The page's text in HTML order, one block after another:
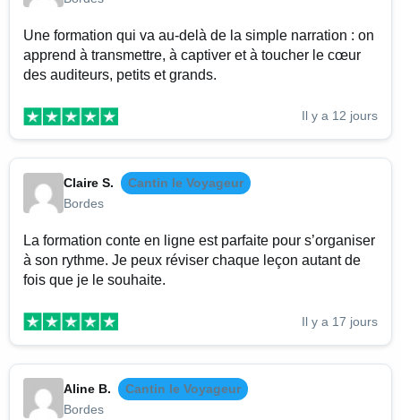
Une formation qui va au-delà de la simple narration : on
apprend à transmettre, à captiver et à toucher le cœur
des auditeurs, petits et grands.
Il y a 12 jours
Claire S.
Cantin le Voyageur
Bordes
La formation conte en ligne est parfaite pour s’organiser
à son rythme. Je peux réviser chaque leçon autant de
fois que je le souhaite.
Il y a 17 jours
Aline B.
Cantin le Voyageur
Bordes